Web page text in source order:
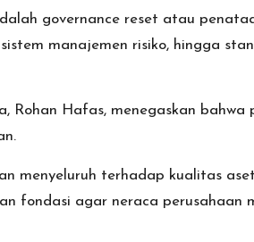
governance reset atau
manajemen risiko, hingga
Hafas, menegaskan
menyeluruh terhadap kualitas
fondasi agar neraca perusahaan